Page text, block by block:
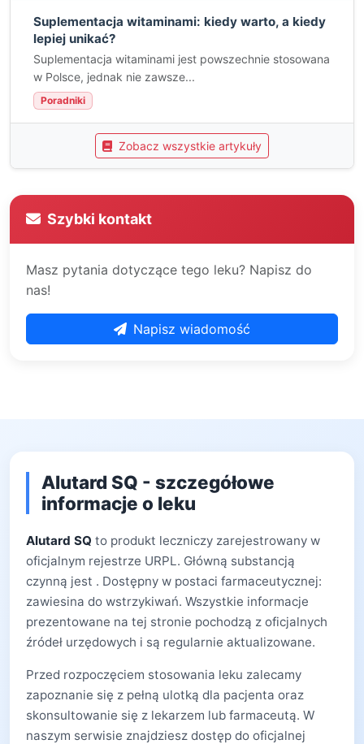
Suplementacja witaminami: kiedy warto, a kiedy
lepiej unikać?
Suplementacja witaminami jest powszechnie stosowana
w Polsce, jednak nie zawsze...
Poradniki
Zobacz wszystkie artykuły
Szybki kontakt
Masz pytania dotyczące tego leku? Napisz do
nas!
Napisz wiadomość
Alutard SQ - szczegółowe
informacje o leku
Alutard SQ to produkt leczniczy zarejestrowany w
oficjalnym rejestrze URPL. Główną substancją
czynną jest . Dostępny w postaci farmaceutycznej:
zawiesina do wstrzykiwań. Wszystkie informacje
prezentowane na tej stronie pochodzą z oficjalnych
źródeł urzędowych i są regularnie aktualizowane.
Przed rozpoczęciem stosowania leku zalecamy
zapoznanie się z pełną ulotką dla pacjenta oraz
skonsultowanie się z lekarzem lub farmaceutą. W
naszym serwisie znajdziesz dostęp do oficjalnej